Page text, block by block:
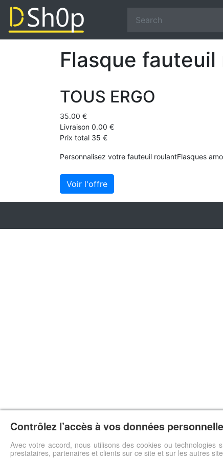
Flasque
TOUS ERGO
35.00 €
Livraison 0.00 €
Prix total 35 €
Personnalisez votre fauteuil roulantFlasques
Voir l'offre
Contrôlez l’accès à vos données
Avec votre accord, nous utilisons des cookies ou
prestataires, partenaires et clients sur ce site et sur les autres